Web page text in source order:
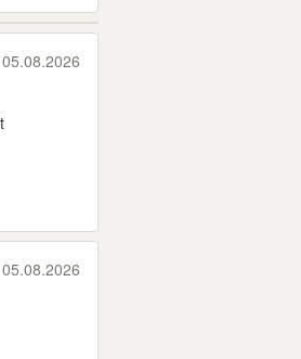
05.08.2026
05.08.2026